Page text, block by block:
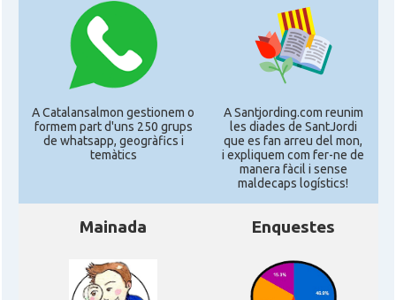
A Catalansalmon gestionem o
formem part d'uns 250 grups
de whatsapp, geogràfics i
temàtics
A Santjording.com reunim
les diades de SantJordi
que es fan arreu del mon,
i expliquem com fer-ne de
manera fàcil i sense
maldecaps logí­stics!
Mainada Enquestes